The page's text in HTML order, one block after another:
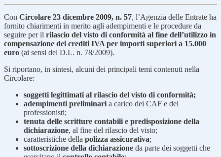
Con Circolare 23 dicembre 2009, n. 57, l’Agenzia delle Entrate ha
fornito chiarimenti in merito agli adempimenti e le procedure da
seguire per il rilascio del visto di conformità al fine dell’utilizzo in
compensazione dei crediti IVA per importi superiori a 15.000
euro (ai sensi del D.L. n. 78/2009).
Si riportano, in sintesi, alcuni dei principali temi contenuti nella
Circolare:
soggetti legittimati al rilascio del visto di conformità;
adempimenti preliminari a carico dei CAF e dei
professionisti;
tenuta delle scritture contabili e predisposizione della
dichiarazione, al fine del rilascio del visto;
caratteristiche della polizza assicurativa;
sottoscrizione della dichiarazione da parte dei soggetti che